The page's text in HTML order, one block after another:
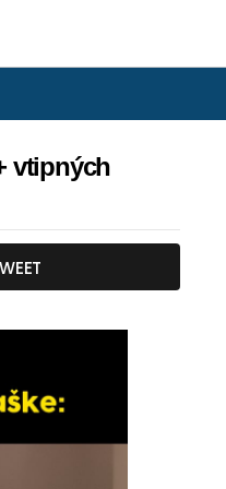
vtipných